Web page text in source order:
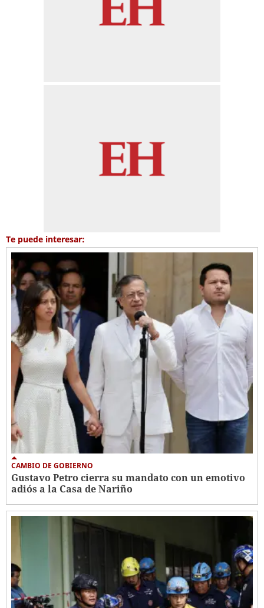
Te puede interesar:
CAMBIO DE GOBIERNO
Gustavo Petro cierra su mandato con un emotivo
adiós a la Casa de Nariño